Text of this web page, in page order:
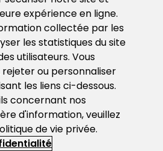
expérience en ligne.
collectée par les
les statistiques du site
utilisateurs. Vous
ou personnaliser
les liens ci-dessous.
concernant nos
d'information, veuillez
de vie privée.